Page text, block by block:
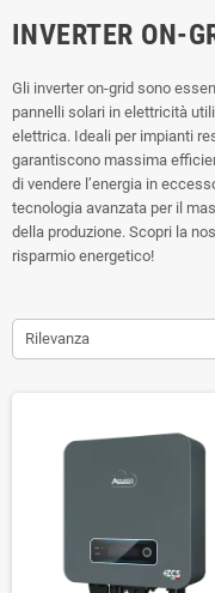
INVERTER ON-
Gli inverter on-grid sono
pannelli solari in elettricità
elettrica. Ideali per impianti
garantiscono massima
di vendere l’energia in
tecnologia avanzata per il
della produzione. Scopri la
risparmio energetico!
Rilevanza